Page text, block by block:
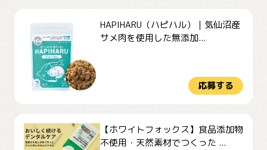
HAPIHARU（ハピハル）｜気仙沼産
サメ肉を使用した無添加...
応募する
【ホワイトフォックス】食品添加物
不使用・天然素材でつくった ...